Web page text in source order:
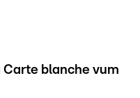
Carte blanche vum